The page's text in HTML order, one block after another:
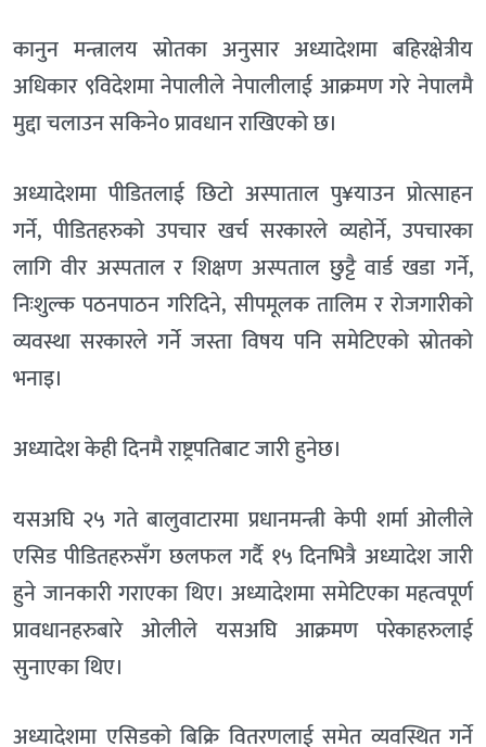
कानुन मन्त्रालय स्रोतका अनुसार अध्यादेशमा बहिरक्षेत्रीय
अधिकार ९विदेशमा नेपालीले नेपालीलाई आक्रमण गरे नेपालमै
मुद्दा चलाउन सकिने० प्रावधान राखिएको छ।
अध्यादेशमा पीडितलाई छिटो अस्पाताल पु¥याउन प्रोत्साहन
गर्ने, पीडितहरुको उपचार खर्च सरकारले व्यहोर्ने, उपचारका
लागि वीर अस्पताल र शिक्षण अस्पताल छुट्टै वार्ड खडा गर्ने,
निःशुल्क पठनपाठन गरिदिने, सीपमूलक तालिम र रोजगारीको
व्यवस्था सरकारले गर्ने जस्ता विषय पनि समेटिएको स्रोतको
भनाइ।
अध्यादेश केही दिनमै राष्ट्रपतिबाट जारी हुनेछ।
यसअघि २५ गते बालुवाटारमा प्रधानमन्त्री केपी शर्मा ओलीले
एसिड पीडितहरुसँग छलफल गर्दै १५ दिनभित्रै अध्यादेश जारी
हुने जानकारी गराएका थिए। अध्यादेशमा समेटिएका महत्वपूर्ण
प्रावधानहरुबारे ओलीले यसअघि आक्रमण परेकाहरुलाई
सुनाएका थिए।
अध्यादेशमा एसिडको बिक्रि वितरणलाई समेत व्यवस्थित गर्ने